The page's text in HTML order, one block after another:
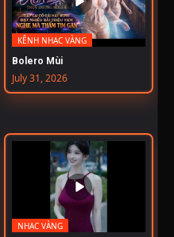
KÊNH NHẠC VÀNG
Bolero Mùi
July 31, 2026
NHẠC VÀNG